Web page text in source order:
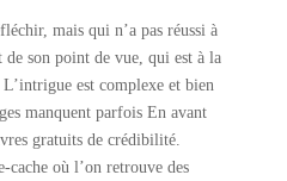
mais qui n’a pas réussi à
son point de vue, qui est à la
est complexe et bien
manquent parfois En avant
gratuits de crédibilité.
cache où l’on retrouve des